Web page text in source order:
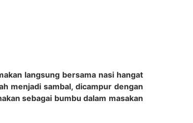
langsung bersama nasi hangat
menjadi sambal, dicampur dengan
sebagai bumbu dalam masakan